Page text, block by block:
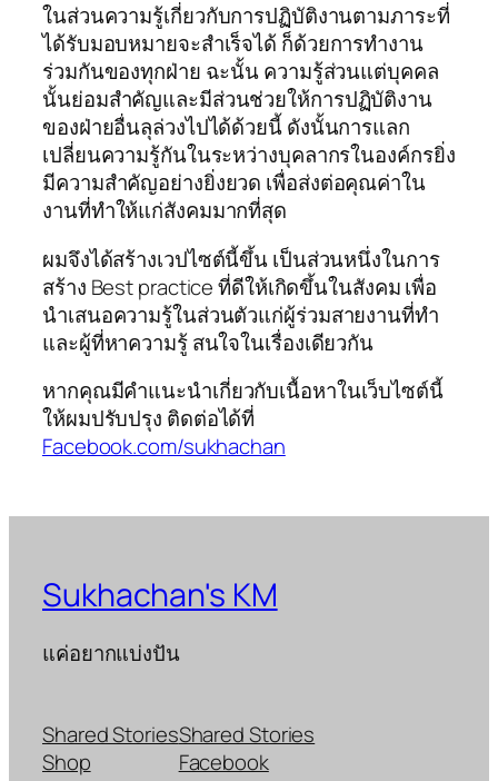
ในส่วนความรู้เกี่ยวกับการปฏิบัติงานตามภาระที่
ได้รับมอบหมายจะสำเร็จได้ ก็ด้วยการทำงาน
ร่วมกันของทุกฝ่าย ฉะนั้น ความรู้ส่วนแต่บุคคล
นั้นย่อมสำคัญและมีส่วนช่วยให้การปฏิบัติงาน
ของฝ่ายอื่นลุล่วงไปได้ด้วยนี้ ดังนั้นการแลก
เปลี่ยนความรู้กันในระหว่างบุคลากรในองค์กรยิ่ง
มีความสำคัญอย่างยิ่งยวด เพื่อส่งต่อคุณค่าใน
งานที่ทำให้แก่สังคมมากที่สุด
ผมจึงได้สร้างเวปไซต์นี้ขึ้น เป็นส่วนหนึ่งในการ
สร้าง Best practice ที่ดีให้เกิดขึ้นในสังคม เพื่อ
นำเสนอความรู้ในส่วนตัวแก่ผู้ร่วมสายงานที่ทำ
และผู้ที่หาความรู้ สนใจในเรื่องเดียวกัน
หากคุณมีคำแนะนำเกี่ยวกับเนื้อหาในเว็บไซต์นี้
ให้ผมปรับปรุง ติดต่อได้ที่
Facebook.com/sukhachan
Sukhachan's KM
แค่อยากแบ่งปัน
Shared Stories
Shop
Shared Stories
Facebook